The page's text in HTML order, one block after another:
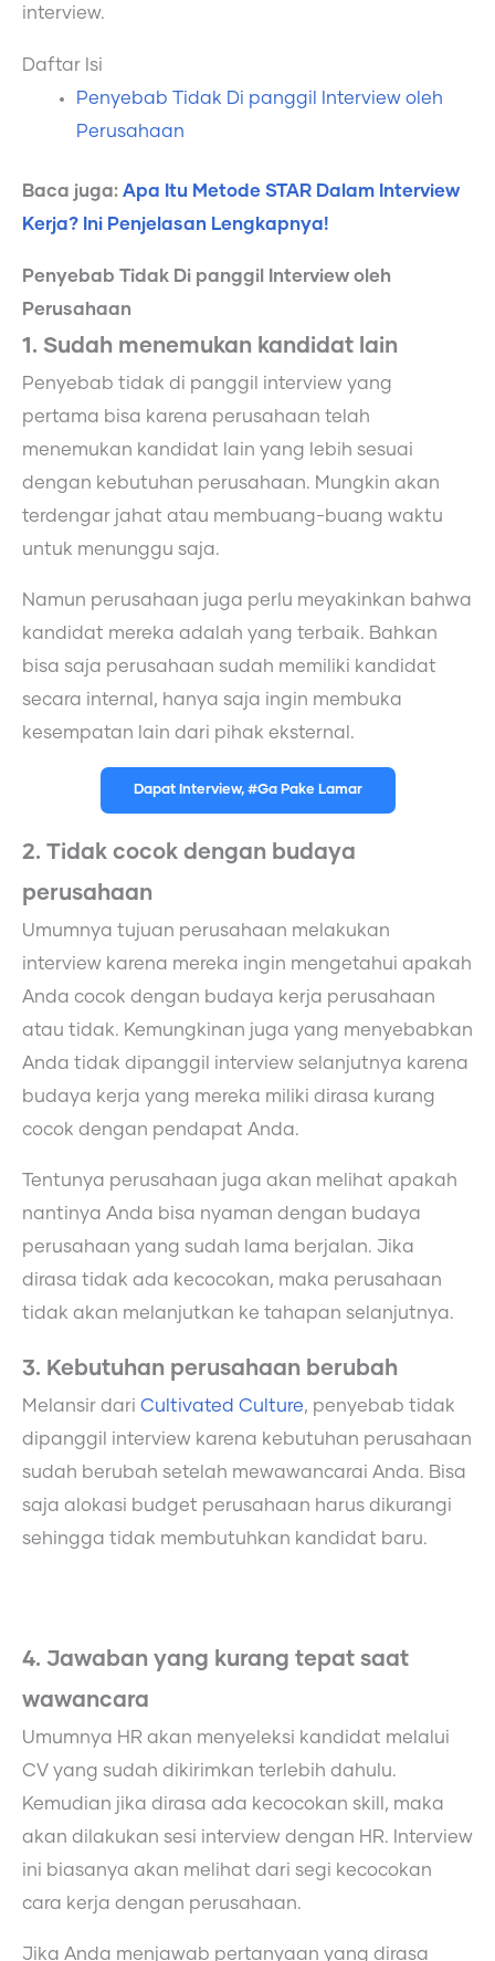
interview.
Daftar Isi
Penyebab Tidak Di panggil Interview oleh
Perusahaan
Baca juga: Apa Itu Metode STAR Dalam Interview
Kerja? Ini Penjelasan Lengkapnya!
Penyebab Tidak Di panggil Interview oleh
Perusahaan
1. Sudah menemukan kandidat lain
Penyebab tidak di panggil interview yang
pertama bisa karena perusahaan telah
menemukan kandidat lain yang lebih sesuai
dengan kebutuhan perusahaan. Mungkin akan
terdengar jahat atau membuang-buang waktu
untuk menunggu saja.
Namun perusahaan juga perlu meyakinkan bahwa
kandidat mereka adalah yang terbaik. Bahkan
bisa saja perusahaan sudah memiliki kandidat
secara internal, hanya saja ingin membuka
kesempatan lain dari pihak eksternal.
Dapat Interview, #Ga Pake Lamar
2. Tidak cocok dengan budaya
perusahaan
Umumnya tujuan perusahaan melakukan
interview karena mereka ingin mengetahui apakah
Anda cocok dengan budaya kerja perusahaan
atau tidak. Kemungkinan juga yang menyebabkan
Anda tidak dipanggil interview selanjutnya karena
budaya kerja yang mereka miliki dirasa kurang
cocok dengan pendapat Anda.
Tentunya perusahaan juga akan melihat apakah
nantinya Anda bisa nyaman dengan budaya
perusahaan yang sudah lama berjalan. Jika
dirasa tidak ada kecocokan, maka perusahaan
tidak akan melanjutkan ke tahapan selanjutnya.
3. Kebutuhan perusahaan berubah
Melansir dari Cultivated Culture, penyebab tidak
dipanggil interview karena kebutuhan perusahaan
sudah berubah setelah mewawancarai Anda. Bisa
saja alokasi budget perusahaan harus dikurangi
sehingga tidak membutuhkan kandidat baru.
4. Jawaban yang kurang tepat saat
wawancara
Umumnya HR akan menyeleksi kandidat melalui
CV yang sudah dikirimkan terlebih dahulu.
Kemudian jika dirasa ada kecocokan skill, maka
akan dilakukan sesi interview dengan HR. Interview
ini biasanya akan melihat dari segi kecocokan
cara kerja dengan perusahaan.
Jika Anda menjawab pertanyaan yang dirasa